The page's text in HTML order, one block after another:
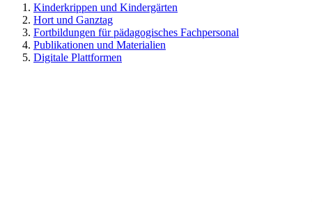
Kinderkrippen und Kindergärten
Hort und Ganztag
Fortbildungen für pädagogisches Fachpersonal
Publikationen und Materialien
Digitale Plattformen